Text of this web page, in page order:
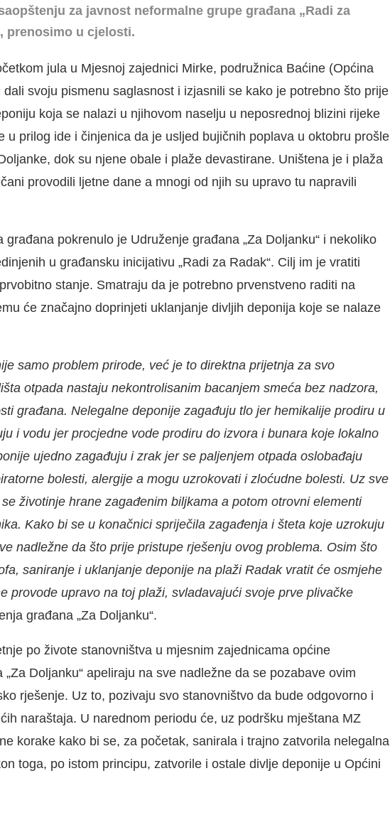
za javnost neformalne grupe građana „Radi za
prenosimo u cjelosti.
jula u Mjesnoj zajednici Mirke, podružnica Baćine (Općina
svoju pismenu saglasnost i izjasnili se kako je potrebno što prije
koja se nalazi u njihovom naselju u neposrednoj blizini rijeke
u prilog ide i činjenica da je usljed bujičnih poplava u oktobru prošle
dok su njene obale i plaže devastirane. Uništena je i plaža
provodili ljetne dane a mnogi od njih su upravo tu napravili
pokrenulo je Udruženje građana „Za Doljanku“ i nekoliko
u građansku inicijativu „Radi za Radak“. Cilj im je vratiti
stanje. Smatraju da je potrebno prvenstveno raditi na
će značajno doprinjeti uklanjanje divljih deponija koje se nalaze
samo problem prirode, već je to direktna prijetnja za svo
otpada nastaju nekontrolisanim bacanjem smeća bez nadzora,
građana. Nelegalne deponije zagađuju tlo jer hemikalije prodiru u
i vodu jer procjedne vode prodiru do izvora i bunara koje lokalno
ujedno zagađuju i zrak jer se paljenjem otpada oslobađaju
bolesti, alergije a mogu uzrokovati i zloćudne bolesti. Uz sve
životinje hrane zagađenim biljkama a potom otrovni elementi
Kako bi se u konačnici spriječila zagađenja i šteta koje uzrokuju
nadležne da što prije pristupe rješenju ovog problema. Osim što
saniranje i uklanjanje deponije na plaži Radak vratit će osmjehe
provode upravo na toj plaži, svladavajući svoje prve plivačke
građana „Za Doljanku“.
po živote stanovništva u mjesnim zajednicama općine
Doljanku“ apeliraju na sve nadležne da se pozabave ovim
rješenje. Uz to, pozivaju svo stanovništvo da bude odgovorno i
naraštaja. U narednom periodu će, uz podršku mještana MZ
korake kako bi se, za početak, sanirala i trajno zatvorila nelegalna
toga, po istom principu, zatvorile i ostale divlje deponije u Općini